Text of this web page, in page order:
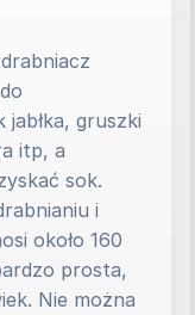
gruszki
itp, a
sok.
i
około 160
prosta,
Nie można